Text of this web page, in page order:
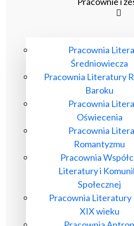
Pracownia
Średniowiecza
Pracownia Literatury
Baroku
Pracownia
Oświecenia
Pracownia
Romantyzmu
Pracownia
Literatury i
Społecznej
Pracownia Literatury
XIX wieku